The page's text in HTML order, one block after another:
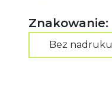
Znakowanie:
Bez nadruku